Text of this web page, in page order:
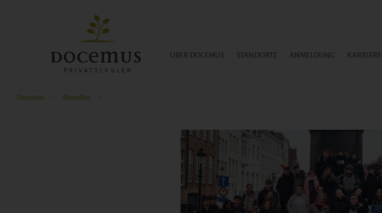
ÜBER DOCEMUS STANDORTE ANMELDUNG KARRIERE
Docemus Aktuelles